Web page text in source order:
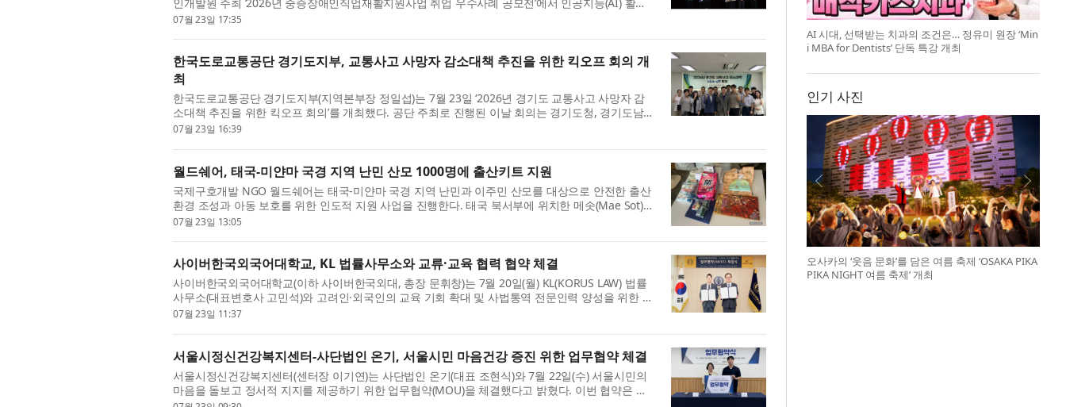
직무 개발 분야 수행기관 최우수상(보건복지부 장관상)을 수상했다...
07월 23일 17:35
한국도로교통공단 경기도지부, 교통사고 사망자 감소대책 추진을 위한 킥오프 회의 개
최
한국도로교통공단 경기도지부(지역본부장 정일섭)는 7월 23일 ‘2026년 경기도 교통사고 사망자 감
소대책 추진을 위한 킥오프 회의’를 개최했다. 공단 주최로 진행된 이날 회의는 경기도청, 경기도남·
북부경찰청의 관련부서와 경기도지부가 참석한 가운데 2026년 사망...
07월 23일 16:39
월드쉐어, 태국-미얀마 국경 지역 난민 산모 1000명에 출산키트 지원
국제구호개발 NGO 월드쉐어는 태국-미얀마 국경 지역 난민과 이주민 산모를 대상으로 안전한 출산
환경 조성과 아동 보호를 위한 인도적 지원 사업을 진행한다. 태국 북서부에 위치한 메솟(Mae Sot)은
태국-미얀마 국경을 접한 지역으로, 오랜 분쟁과 불안정한 사회·...
07월 23일 13:05
사이버한국외국어대학교, KL 법률사무소와 교류·교육 협력 협약 체결
사이버한국외국어대학교(이하 사이버한국외대, 총장 문휘창)는 7월 20일(월) KL(KORUS LAW) 법률
사무소(대표변호사 고민석)와 고려인·외국인의 교육 기회 확대 및 사법통역 전문인력 양성을 위한 교
류 협력 양해각서(MOU)와 교육 협력 협약을 체결했다. 이날 사이버...
07월 23일 11:37
서울시정신건강복지센터-사단법인 온기, 서울시민 마음건강 증진 위한 업무협약 체결
서울시정신건강복지센터(센터장 이기연)는 사단법인 온기(대표 조현식)와 7월 22일(수) 서울시민의
마음을 돌보고 정서적 지지를 제공하기 위한 업무협약(MOU)을 체결했다고 밝혔다. 이번 협약은 일
상 속 스트레스와 우울감 등으로 어려움을 겪는 서울시민들이 ‘온기...
AI 시대, 선택받는 치과의 조건은… 정유미 원장 ‘Min
i MBA for Dentists’ 단독 특강 개최
인기 사진
오사카의 ‘웃음 문화’를 담은 여름 축제 ‘OSAKA PIKA
PIKA NIGHT 여름 축제’ 개최